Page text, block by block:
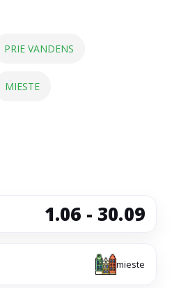
PRIE VANDENS
MIESTE
1.06 - 30.09
mieste